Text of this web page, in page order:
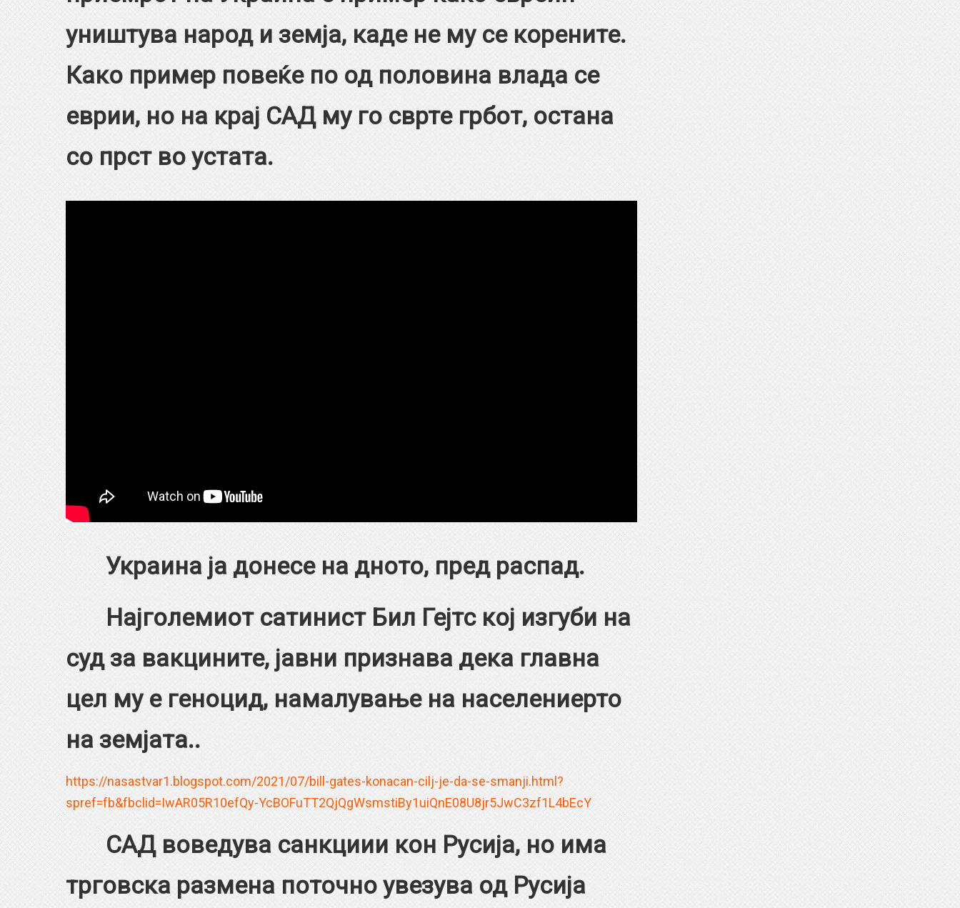
уништува народ и земја, каде не му се корените.
Како пример повеќе по од половина влада се
еврии, но на крај САД му го сврте грбот, остана
со прст во устата.
Украина ја донесе на дното, пред распад.
Најголемиот сатинист Бил Гејтс кој изгуби на
суд за вакцините, јавни признава дека главна
цел му е геноцид, намалување на населениерто
на земјата..
https://nasastvar1.blogspot.com/2021/07/bill-gates-konacan-cilj-je-da-se-smanji.html?
spref=fb&fbclid=IwAR05R10efQy-YcBOFuTT2QjQgWsmstiBy1uiQnE08U8jr5JwC3zf1L4bEcY
САД воведува санкциии кон Русија, но има
трговска размена поточно увезува од Русија